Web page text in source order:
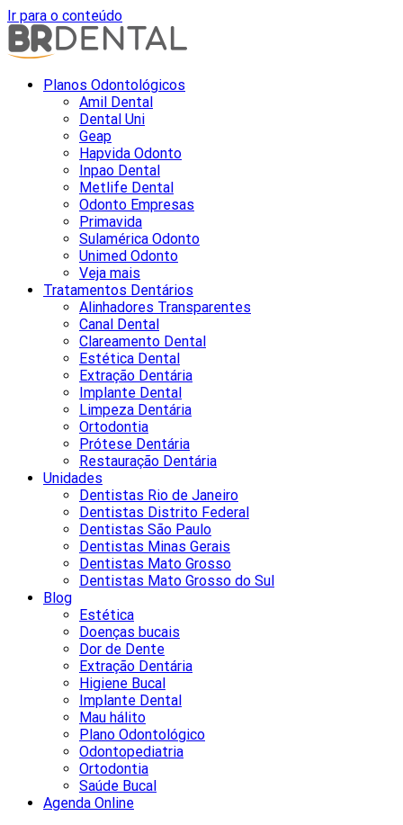
Ir para o conteúdo
Planos Odontológicos
Amil Dental
Dental Uni
Geap
Hapvida Odonto
Inpao Dental
Metlife Dental
Odonto Empresas
Primavida
Sulamérica Odonto
Unimed Odonto
Veja mais
Tratamentos Dentários
Alinhadores Transparentes
Canal Dental
Clareamento Dental
Estética Dental
Extração Dentária
Implante Dental
Limpeza Dentária
Ortodontia
Prótese Dentária
Restauração Dentária
Unidades
Dentistas Rio de Janeiro
Dentistas Distrito Federal
Dentistas São Paulo
Dentistas Minas Gerais
Dentistas Mato Grosso
Dentistas Mato Grosso do Sul
Blog
Estética
Doenças bucais
Dor de Dente
Extração Dentária
Higiene Bucal
Implante Dental
Mau hálito
Plano Odontológico
Odontopediatria
Ortodontia
Saúde Bucal
Agenda Online